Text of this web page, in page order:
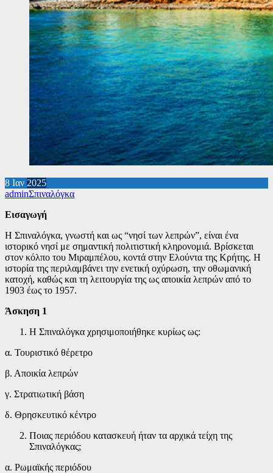
8 Ιαν 2025
adminΣπιναλόγκα
Εισαγωγή
Η Σπιναλόγκα, γνωστή και ως “νησί των λεπρών”, είναι ένα
ιστορικό νησί με σημαντική πολιτιστική κληρονομιά. Βρίσκεται
στον κόλπο του Μιραμπέλου, κοντά στην Ελούντα της Κρήτης. Η
ιστορία της περιλαμβάνει την ενετική οχύρωση, την οθωμανική
κατοχή, καθώς και τη λειτουργία της ως αποικία λεπρών από το
1903 έως το 1957.
Άσκηση 1
Η Σπιναλόγκα χρησιμοποιήθηκε κυρίως ως:
α. Τουριστικό θέρετρο
β. Αποικία λεπρών
γ. Στρατιωτική βάση
δ. Θρησκευτικό κέντρο
Ποιας περιόδου κατασκευή ήταν τα αρχικά τείχη της
Σπιναλόγκας;
α. Ρωμαϊκής περιόδου